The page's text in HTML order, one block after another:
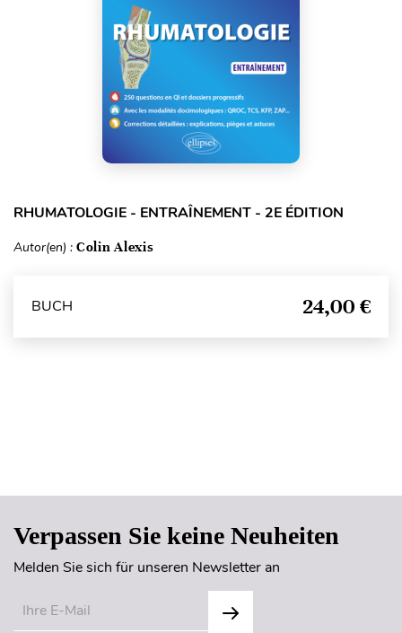
RHUMATOLOGIE - ENTRAÎNEMENT - 2E ÉDITION
Autor(en) : Colin Alexis
BUCH 24,00 €
Verpassen Sie keine Neuheiten
Melden Sie sich für unseren Newsletter an